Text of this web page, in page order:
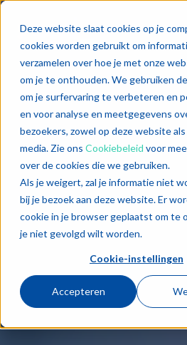
Deze website slaat cookies op je
cookies worden gebruikt om
verzamelen over hoe je met onze
om je te onthouden. We gebruiken
om je surfervaring te verbeteren en
en voor analyse en meetgegevens
bezoekers, zowel op deze website
media. Zie ons Cookiebeleid voor
over de cookies die we gebruiken.
Als je weigert, zal je informatie niet
bij je bezoek aan deze website. Er
cookie in je browser geplaatst om te
je niet gevolgd wilt worden.
Cookie-instellingen
Accepteren